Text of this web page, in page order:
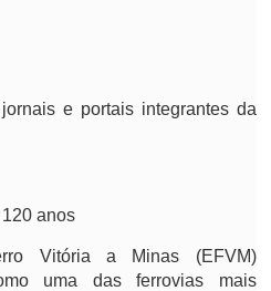
e portais integrantes da
anos
Vitória a Minas (EFVM)
uma das ferrovias mais